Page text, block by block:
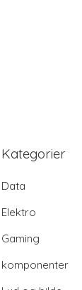
Kategorier
Data
Elektro
Gaming
komponenter